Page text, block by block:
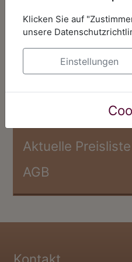
Warenkorb
Aktuelle Preisliste
AGB
Kontakt
Klicken Sie auf
unsere
Einstellungen